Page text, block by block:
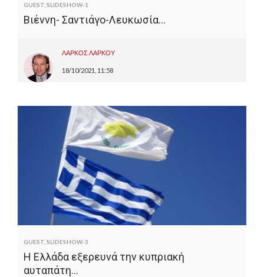
GUEST SLIDESHOW-1
Βιέννη- Σαντιάγο-Λευκωσία…
ΛΑΡΚΟΣ ΛΑΡΚΟΥ
18/10/2021, 11:58
GUEST SLIDESHOW-3
Η Ελλάδα εξερευνά την κυπριακή
αυταπάτη…